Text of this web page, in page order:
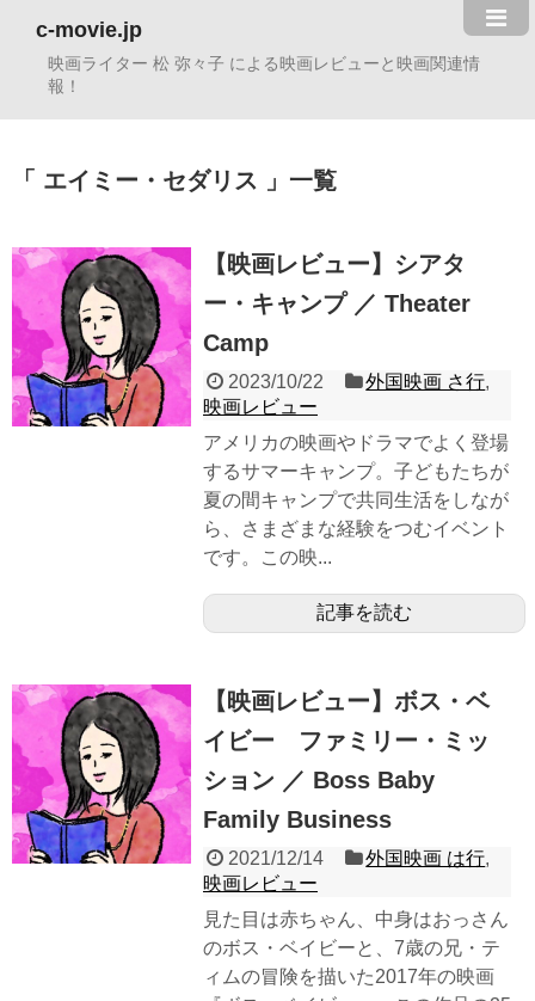
c-movie.jp
映画ライター 松 弥々子 による映画レビューと映画関連情
報！
エイミー・セダリス 一覧
【映画レビュー】シアタ
ー・キャンプ ／ Theater
Camp
2023/10/22 外国映画 さ行,
映画レビュー
アメリカの映画やドラマでよく登場
するサマーキャンプ。子どもたちが
夏の間キャンプで共同生活をしなが
ら、さまざまな経験をつむイベント
です。この映...
記事を読む
【映画レビュー】ボス・ベ
イビー ファミリー・ミッ
ション ／ Boss Baby
Family Business
2021/12/14 外国映画 は行,
映画レビュー
見た目は赤ちゃん、中身はおっさん
のボス・ベイビーと、7歳の兄・テ
ィムの冒険を描いた2017年の映画